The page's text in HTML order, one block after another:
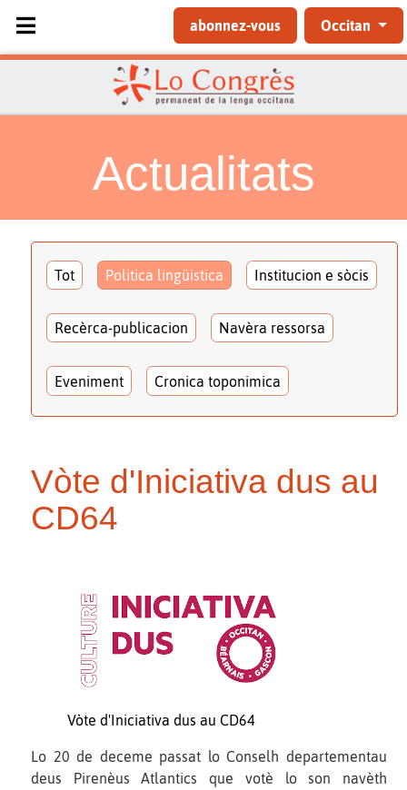
Sélectionnez votre langue
abonnez-vous Occitan
Actualitats
Tot Politica lingüistica Institucion e sòcis
Recèrca-publicacion Navèra ressorsa
Eveniment Cronica toponimica
Vòte d'Iniciativa dus au
CD64
Vòte d'Iniciativa dus au CD64
Lo 20 de deceme passat lo Conselh departementau
deus Pirenèus Atlantics que votè lo son navèth